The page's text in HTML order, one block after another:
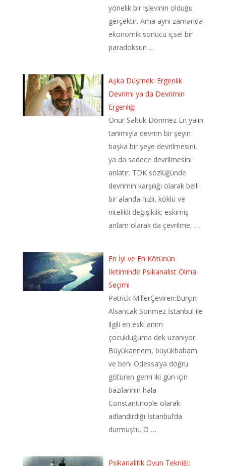
yönelik bir işlevinin olduğu
gerçektir. Ama aynı zamanda
ekonomik sonucu içsel bir
paradoksun …
Aşka Düşmek: Ergenlik
Devrimi ya da Devrimin
Ergenliği
Onur Saltuk Dönmez En yalın
tanımıyla devrim bir şeyin
başka bir şeye devrilmesini,
ya da sadece devrilmesini
anlatır. TDK sözlüğünde
devrimin karşılığı olarak belli
bir alanda hızlı, köklü ve
nitelikli değişiklik; eskimiş
anlam olarak da çevrilme, …
En İyi ve En Kötünün
İletiminde Psikanalist Olma
Seçimi
Patrick MillerÇeviren:Burçin
Alsancak Sönmez İstanbul ile
ilgili en eski anım
çocukluğuma dek uzanıyor.
Büyükannem, büyükbabam
ve beni Odessa’ya doğru
götüren gemi iki gün için
bazılarının hala
Constantinople olarak
adlandırdığı İstanbul’da
durmuştu. O …
Psikanalitik Oyun Tekniği: